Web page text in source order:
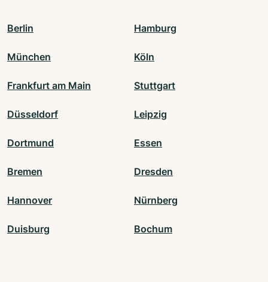
Berlin Hamburg
München Köln
Frankfurt am Main Stuttgart
Düsseldorf Leipzig
Dortmund Essen
Bremen Dresden
Hannover Nürnberg
Duisburg Bochum